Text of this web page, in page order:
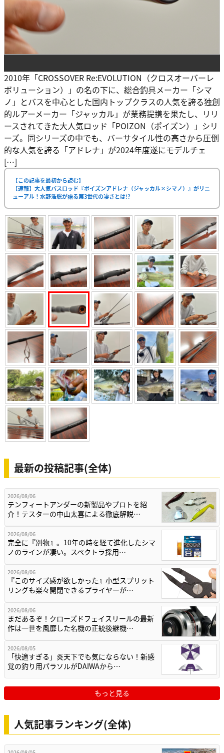
2010年「CROSSOVER Re:EVOLUTION（クロスオーバーレ
ボリューション）」の名の下に、総合釣具メーカー「シマ
ノ」とバスを中心とした国内トップクラスの人気を誇る独創
的ルアーメーカー「ジャッカル」が業務提携を果たし、リリ
ースされてきた大人気ロッド「POIZON（ポイズン）」シリ
ーズ。同シリーズの中でも、バーサタイル性の高さから圧倒
的な人気を誇る「アドレナ」が2024年度遂にモデルチェ
[…]
【この記事を最初から読む】
【速報】大人気バスロッド『ポイズンアドレナ（ジャッカル×シマノ）』がリニ
ューアル！水野浩聡が語る第3世代の凄さとは!?
最新の投稿記事(全体)
2026/08/06
テンフィートアンダーの新製品やプロトを紹
介！テスターの中山太喜による徹底解説…
2026/08/06
完全に『別物』。10年の時を経て進化したシマ
ノのラインが凄い。スペクトラ採用…
2026/08/06
『このサイズ感が欲しかった』小型スプリット
リングも楽々開閉できるプライヤーが…
2026/08/06
まだあるぞ！クローズドフェイスリールの最新
作は一世を風靡した名機の正統後継機…
2026/08/05
「快適すぎる」炎天下でも気にならない！新感
覚の釣り用パラソルがDAIWAから…
もっと見る
人気記事ランキング(全体)